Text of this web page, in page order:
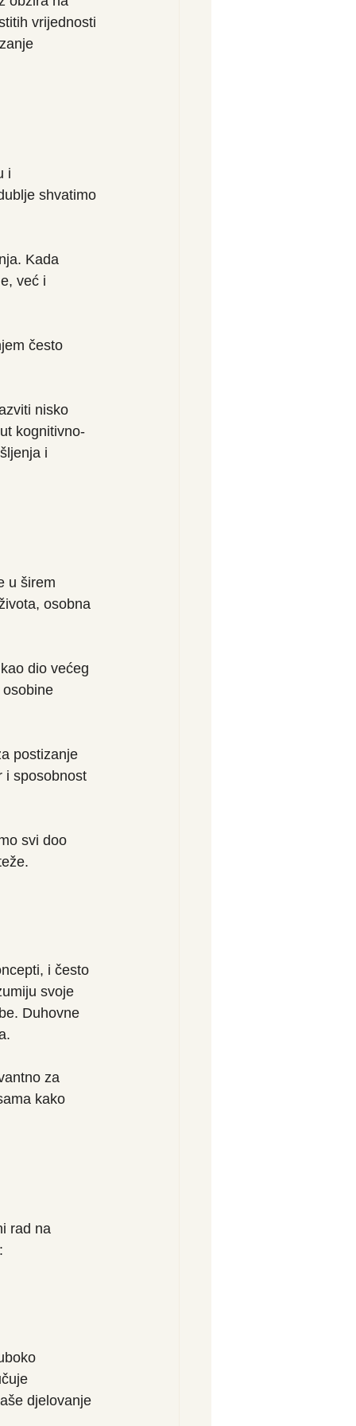
vrijednosti
i
shvatimo
Kada
već i
često
nisko
kognitivno-
i
u širem
osobna
dio većeg
postizanje
i sposobnost
svi doo
i često
svoje
Duhovne
za
kako
rad na
djelovanje